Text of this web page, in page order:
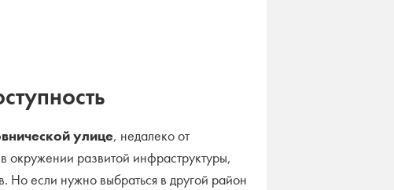
улице, недалеко от
окружении развитой инфраструктуры,
Но если нужно выбраться в другой район